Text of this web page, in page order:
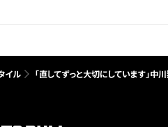
イル 「直してずっと大切にしています」